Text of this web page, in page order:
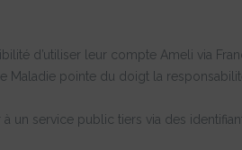
d’utiliser leur compte Ameli via
Maladie pointe du doigt la
un service public tiers via des